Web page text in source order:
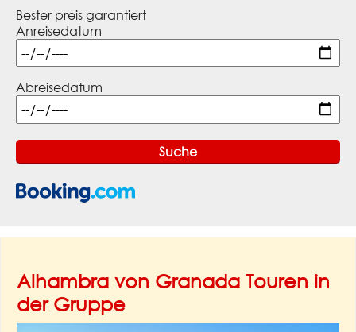
Bester preis garantiert
Anreisedatum
Abreisedatum
Alhambra von Granada Touren in
der Gruppe